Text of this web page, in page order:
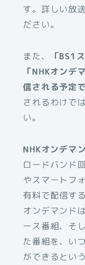
す。詳しい放
ださい。
また、
「BS1
「NHKオンデ
信される予定で
されるわけで
い。
NHKオンデマ
ロードバンド
やスマートフ
有料で配信す
オンデマンド
ース番組、そ
た番組を、い
ができるとい